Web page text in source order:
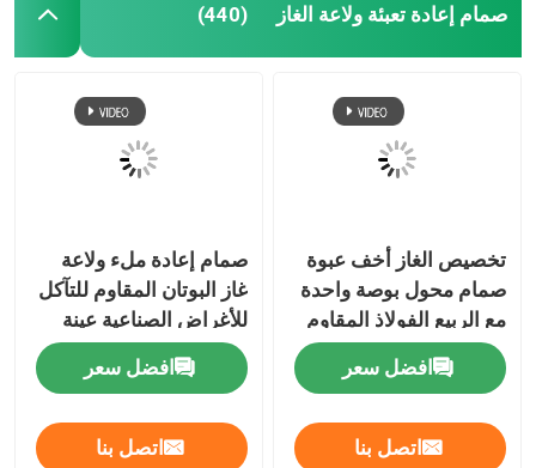
آلة تعبئة الهباء الجوي
صمام إعادة تعبئة ولاعة الغاز (440)
تخصيص الغاز أخف عبوة
صمام محول بوصة واحدة
مع الربيع الفولاذ المقاوم
للصدأ
افضل سعر
اتصل بنا
صمام إعادة ملء ولاعة
غاز البوتان المقاوم للتآكل
للأغراض الصناعية عينة
مجانية
افضل سعر
اتصل بنا